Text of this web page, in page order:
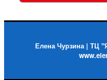
Елена Чурзина | ТЦ